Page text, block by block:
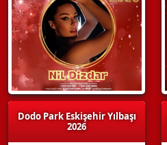
Dodo Park Eskişehir Yılbaşı
2026